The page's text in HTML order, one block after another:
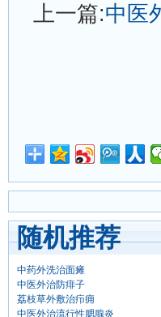
上一篇:中医
随机推荐
中药外洗治面瘫
中医外治防痱子
荔枝草外敷治疖痈
中医外治流行性腮腺炎